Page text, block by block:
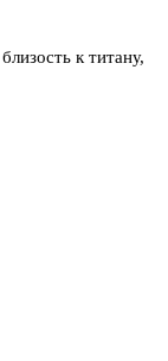
к титану,